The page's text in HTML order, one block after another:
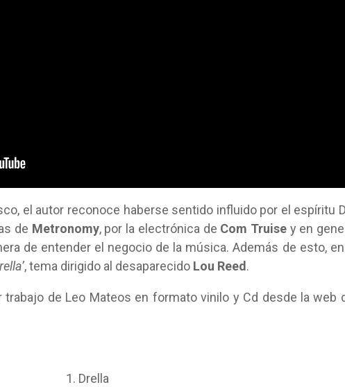
el autor reconoce haberse sentido influido por el espíritu
de Metronomy, por la electrónica de Com Truisey en
de entender el negocio de la música. Además de esto,
, tema dirigido al desaparecido Lou Reed .
trabajo de Leo Mateos en formato vinilo y Cd desde la web
1. Drella